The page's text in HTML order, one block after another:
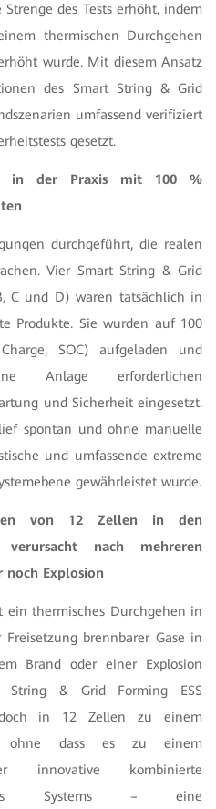
des Tests erhöht, indem
thermischen Durchgehen
wurde. Mit diesem Ansatz
des Smart String & Grid
umfassend verifiziert
gesetzt.
in der Praxis mit 100 %
durchgeführt, die realen
Vier Smart String & Grid
C und D) waren tatsächlich in
Produkte. Sie wurden auf 100
SOC) aufgeladen und
erforderlichen
und Sicherheit eingesetzt.
spontan und ohne manuelle
und umfassende extreme
gewährleistet wurde.
von 12 Zellen in den
verursacht nach mehreren
noch Explosion
ein thermisches Durchgehen in
brennbarer Gase in
Brand oder einer Explosion
& Grid Forming ESS
in 12 Zellen zu einem
ohne dass es zu einem
innovative kombinierte
des Systems – eine